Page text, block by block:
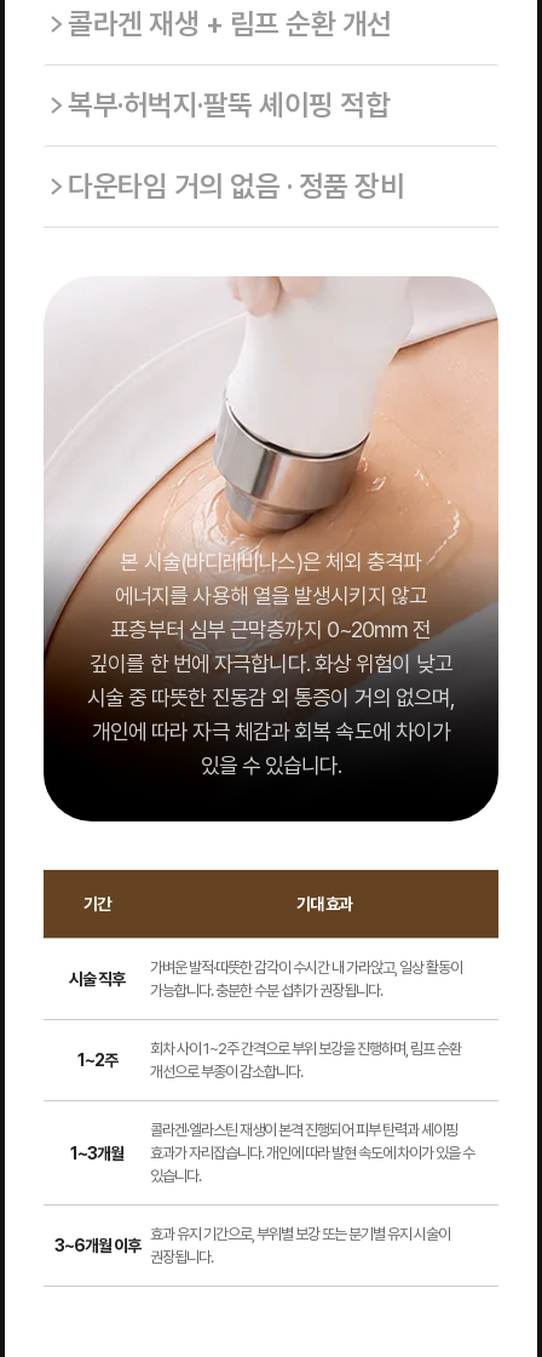
콜라겐 재생 + 림프 순환 개선
복부·허벅지·팔뚝 셰이핑 적합
다운타임 거의 없음 · 정품 장비
본 시술(바디레비나스)은 체외 충격파
에너지를 사용해 열을 발생시키지 않고
표층부터 심부 근막층까지 0~20mm 전
깊이를 한 번에 자극합니다. 화상 위험이 낮고
시술 중 따뜻한 진동감 외 통증이 거의 없으며,
개인에 따라 자극 체감과 회복 속도에 차이가
있을 수 있습니다.
기간 기대 효과
시술 직후
가벼운 발적·따뜻한 감각이 수시간 내 가라앉고, 일상 활동이
가능합니다. 충분한 수분 섭취가 권장됩니다.
1~2주
회차 사이 1~2주 간격으로 부위 보강을 진행하며, 림프 순환
개선으로 부종이 감소합니다.
1~3개월
콜라겐·엘라스틴 재생이 본격 진행되어 피부 탄력과 셰이핑
효과가 자리잡습니다. 개인에 따라 발현 속도에 차이가 있을 수
있습니다.
3~6개월 이후
효과 유지 기간으로, 부위별 보강 또는 분기별 유지 시술이
권장됩니다.